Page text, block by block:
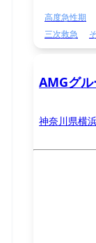
高度急性期
三次救急
AMGグ
神奈川県横